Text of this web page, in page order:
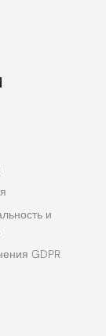
и
GDPR